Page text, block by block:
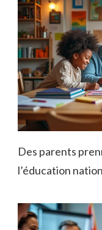
Des parents
l’éducation